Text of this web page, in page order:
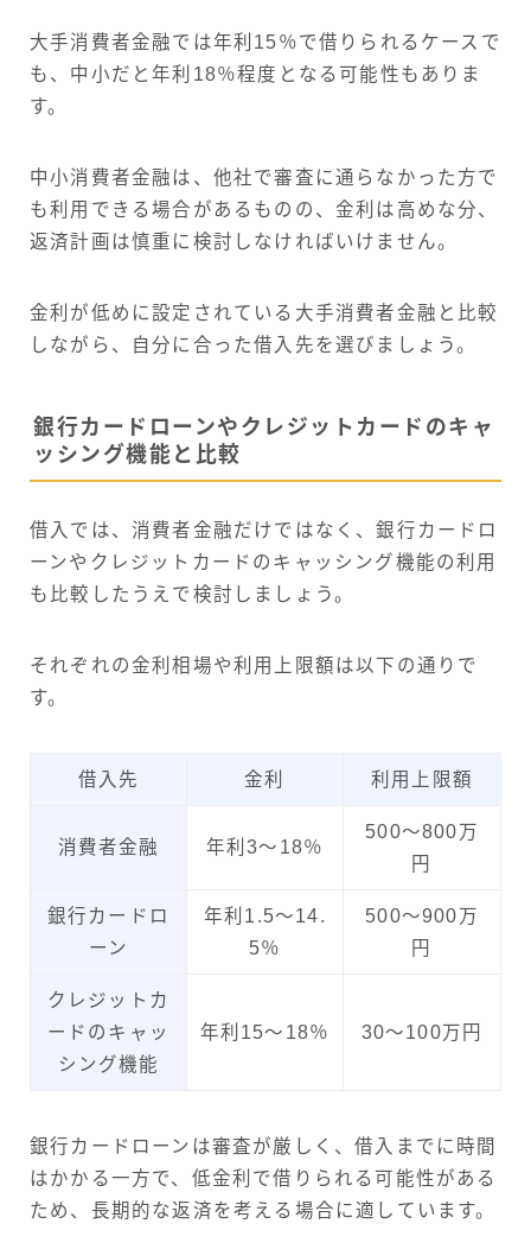
大手消費者金融では年利15％で借りられるケースで
も、中小だと年利18％程度となる可能性もありま
す。
中小消費者金融は、他社で審査に通らなかった方で
も利用できる場合があるものの、金利は高めな分、
返済計画は慎重に検討しなければいけません。
金利が低めに設定されている大手消費者金融と比較
しながら、自分に合った借入先を選びましょう。
銀行カードローンやクレジットカードのキャ
ッシング機能と比較
借入では、消費者金融だけではなく、銀行カードロ
ーンやクレジットカードのキャッシング機能の利用
も比較したうえで検討しましょう。
それぞれの金利相場や利用上限額は以下の通りで
す。
借入先 金利 利用上限額
消費者金融 年利3～18％
500～800万
円
銀行カードロ
ーン
年利1.5～14.
5％
500～900万
円
クレジットカ
ードのキャッ
シング機能
年利15～18％ 30～100万円
銀行カードローンは審査が厳しく、借入までに時間
はかかる一方で、低金利で借りられる可能性がある
ため、長期的な返済を考える場合に適しています。